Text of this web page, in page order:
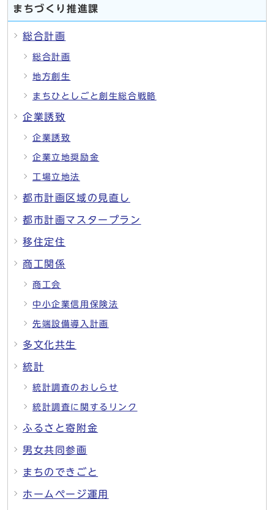
まちづくり推進課
総合計画
総合計画
地方創生
まちひとしごと創生総合戦略
企業誘致
企業誘致
企業立地奨励金
工場立地法
都市計画区域の見直し
都市計画マスタープラン
移住定住
商工関係
商工会
中小企業信用保険法
先端設備導入計画
多文化共生
統計
統計調査のおしらせ
統計調査に関するリンク
ふるさと寄附金
男女共同参画
まちのできごと
ホームページ運用